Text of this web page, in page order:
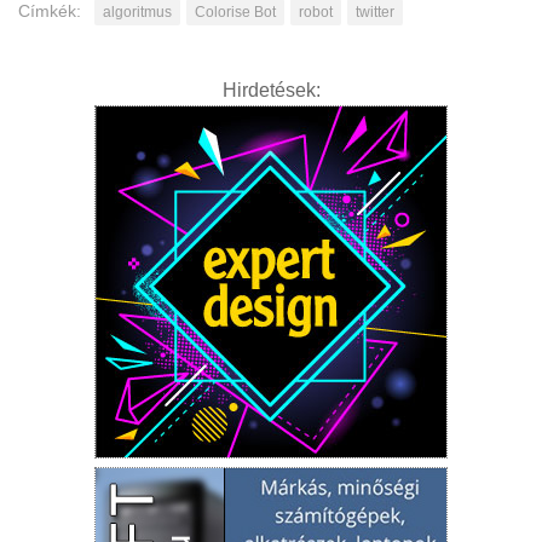
Címkék: algoritmus Colorise Bot robot twitter
Hirdetések: